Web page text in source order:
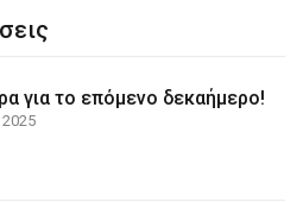
για το επόμενο δεκαήμερο!
2025